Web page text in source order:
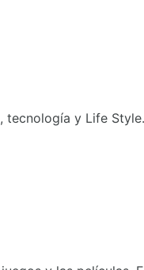
tecnología y Life Style.